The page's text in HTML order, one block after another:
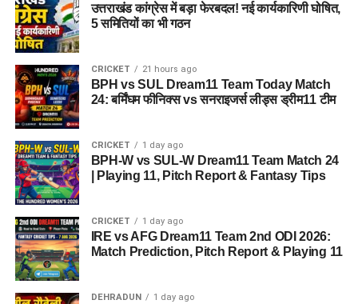
उत्तराखंड कांग्रेस में बड़ा फेरबदल! नई कार्यकारिणी घोषित,
5 समितियों का भी गठन
CRICKET 21 hours ago
BPH vs SUL Dream11 Team Today Match
24: बर्मिंघम फीनिक्स vs सनराइजर्स लीड्स ड्रीम11 टीम
CRICKET 1 day ago
BPH-W vs SUL-W Dream11 Team Match 24
| Playing 11, Pitch Report & Fantasy Tips
CRICKET 1 day ago
IRE vs AFG Dream11 Team 2nd ODI 2026:
Match Prediction, Pitch Report & Playing 11
DEHRADUN 1 day ago